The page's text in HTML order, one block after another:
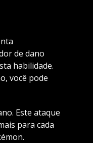
de dano
habilidade.
você pode
Este ataque
para cada